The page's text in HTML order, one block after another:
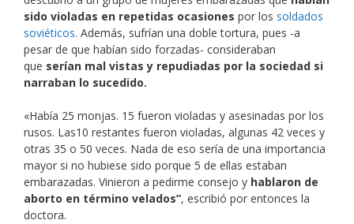
sido violadas en repetidas ocasiones por los soldados
soviéticos. Además, sufrían una doble tortura, pues -a
pesar de que habían sido forzadas- consideraban
que serían mal vistas y repudiadas por la sociedad si
narraban lo sucedido.
«Había 25 monjas. 15 fueron violadas y asesinadas por los
rusos. Las10 restantes fueron violadas, algunas 42 veces y
otras 35 o 50 veces. Nada de eso sería de una importancia
mayor si no hubiese sido porque 5 de ellas estaban
embarazadas. Vinieron a pedirme consejo y hablaron de
aborto en término velados”, escribió por entonces la
doctora.